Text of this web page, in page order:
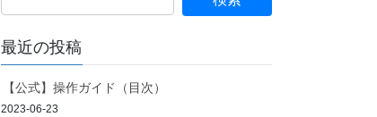
最近の投稿
【公式】操作ガイド（目次）
2023-06-23